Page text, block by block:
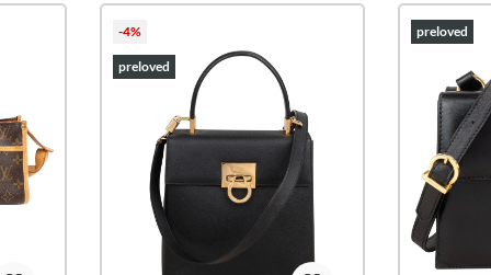
-4%
preloved
preloved